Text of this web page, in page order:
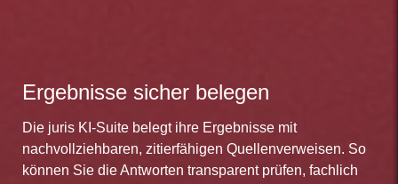
Ergebnisse sicher belegen
Die juris KI-Suite belegt ihre Ergebnisse mit
nachvollziehbaren, zitierfähigen Quellenverweisen. So
können Sie die Antworten transparent prüfen, fachlich